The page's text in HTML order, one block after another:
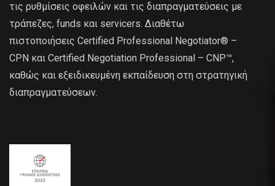
τις ρυθμίσεις οφειλών και τις διαπραγματεύσεις με
τράπεζες, funds και servicers. Διαθέτω
πιστοποιήσεις Certified Professional Negotiator® –
CPN και Certified Negotiation Professional – CNP™,
καθώς και εξειδικευμένη εκπαίδευση στη στρατηγική
διαπραγματεύσεων.